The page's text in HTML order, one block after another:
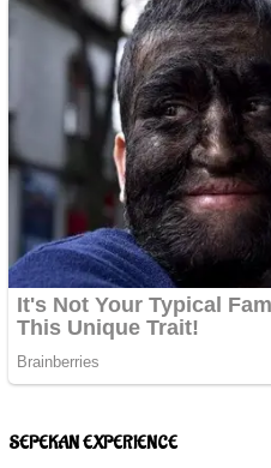
SEPEKAN EXPERIENCE
untuk Anak Sekolah di Makassar